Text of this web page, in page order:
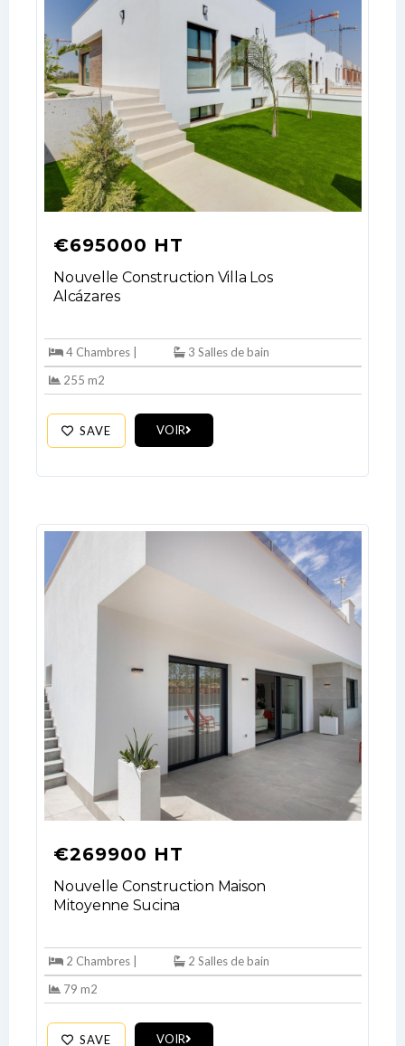
€695000 HT
Nouvelle Construction Villa Los
Alcázares
4 Chambres |
3 Salles de bain
255 m2
SAVE VOIR
€269900 HT
Nouvelle Construction Maison
Mitoyenne Sucina
2 Chambres |
2 Salles de bain
79 m2
SAVE VOIR
Don't have an account? Sign Up
Password
LOGIN
No apps configured. Please contact
your administrator.